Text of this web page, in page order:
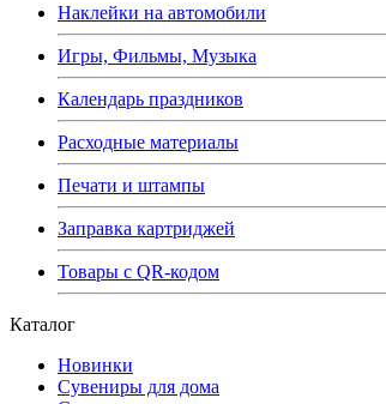
Наклейки на автомобили
Игры, Фильмы, Музыка
Календарь праздников
Расходные материалы
Печати и штампы
Заправка картриджей
Товары с QR-кодом
Каталог
Новинки
Сувениры для дома